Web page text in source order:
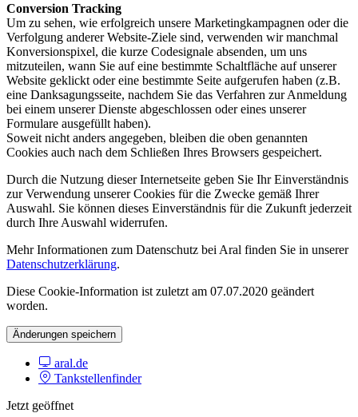
Conversion Tracking
Um zu sehen, wie erfolgreich unsere Marketingkampagnen oder die
Verfolgung anderer Website-Ziele sind, verwenden wir manchmal
Konversionspixel, die kurze Codesignale absenden, um uns
mitzuteilen, wann Sie auf eine bestimmte Schaltfläche auf unserer
Website geklickt oder eine bestimmte Seite aufgerufen haben (z.B.
eine Danksagungsseite, nachdem Sie das Verfahren zur Anmeldung
bei einem unserer Dienste abgeschlossen oder eines unserer
Formulare ausgefüllt haben).
Soweit nicht anders angegeben, bleiben die oben genannten
Cookies auch nach dem Schließen Ihres Browsers gespeichert.
Durch die Nutzung dieser Internetseite geben Sie Ihr Einverständnis
zur Verwendung unserer Cookies für die Zwecke gemäß Ihrer
Auswahl. Sie können dieses Einverständnis für die Zukunft jederzeit
durch Ihre Auswahl widerrufen.
Mehr Informationen zum Datenschutz bei Aral finden Sie in unserer
Datenschutzerklärung.
Diese Cookie-Information ist zuletzt am 07.07.2020 geändert
worden.
Änderungen speichern
aral.de
Tankstellenfinder
Jetzt geöffnet